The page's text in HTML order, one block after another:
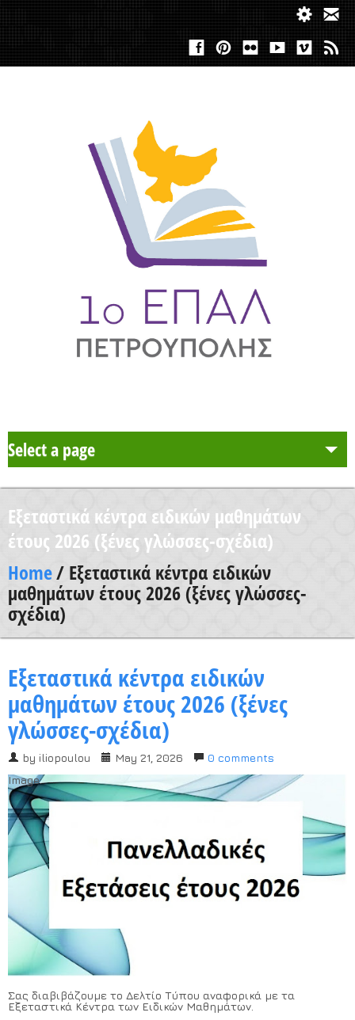
Select a page
Το Σχολείο μας
Δράση Μαθητείας
Καθηγητές
Μαθητές και Γονείς/Κηδεμόνες
Ανακοινώσεις
Χρήσιμα Έντυπα
Εξεταστικά κέντρα ειδικών μαθημάτων
έτους 2026 (ξένες γλώσσες-σχέδια)
Home/ Εξεταστικά κέντρα ειδικών
μαθημάτων έτους 2026 (ξένες γλώσσες-
σχέδια)
Εξεταστικά κέντρα ειδικών
μαθημάτων έτους 2026 (ξένες
γλώσσες-σχέδια)
by iliopoulou May 21, 2026
0 comments
Image:
Σας διαβιβάζουμε το Δελτίο Τύπου αναφορικά με τα
Εξεταστικά Κέντρα των Ειδικών Μαθημάτων.